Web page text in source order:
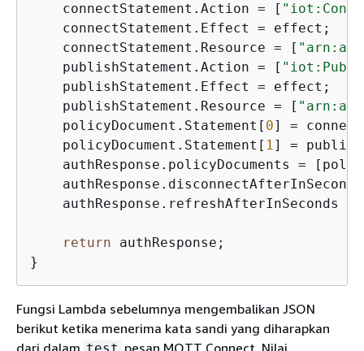
    connectStatement.Action = [
    connectStatement.Effect = effect;
    connectStatement.Resource = [
    publishStatement.Action = [
    publishStatement.Effect = effect;
    publishStatement.Resource = [
    policyDocument.Statement[
0] =
    policyDocument.Statement[
1] =
authResponse.policyDocuments =
    authResponse.refreshAfterInSeconds =
return authResponse;
}
Fungsi Lambda sebelumnya mengembalikan JSON
berikut ketika menerima kata sandi yang diharapkan
dari dalam
pesan MQTT Connect. Nilai